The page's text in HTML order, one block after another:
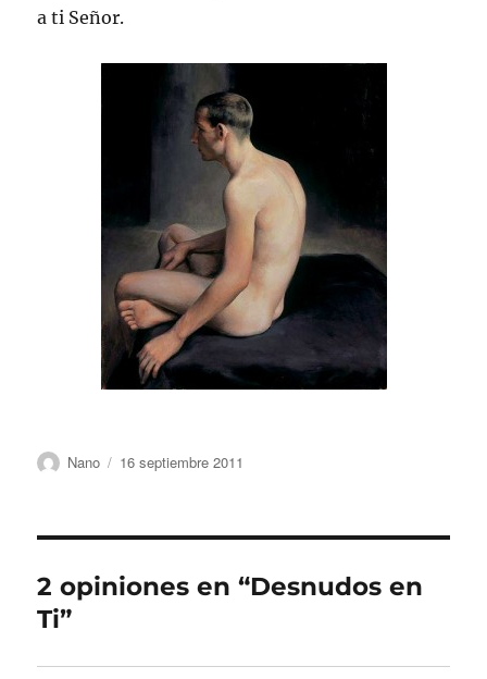
a ti Señor.
Autor
Nano
Publicado
16 septiembre 2011
2 opiniones en “Desnudos en
Ti”